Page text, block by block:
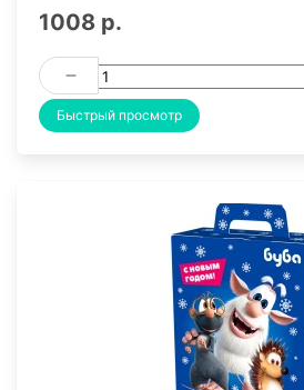
1008 р.
Быстрый просмотр